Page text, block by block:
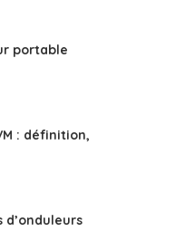
portable
: définition,